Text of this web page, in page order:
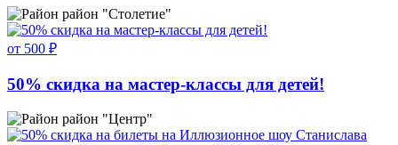
район "Столетие"
от 500 ₽
50% скидка на мастер-классы для детей!
район "Центр"